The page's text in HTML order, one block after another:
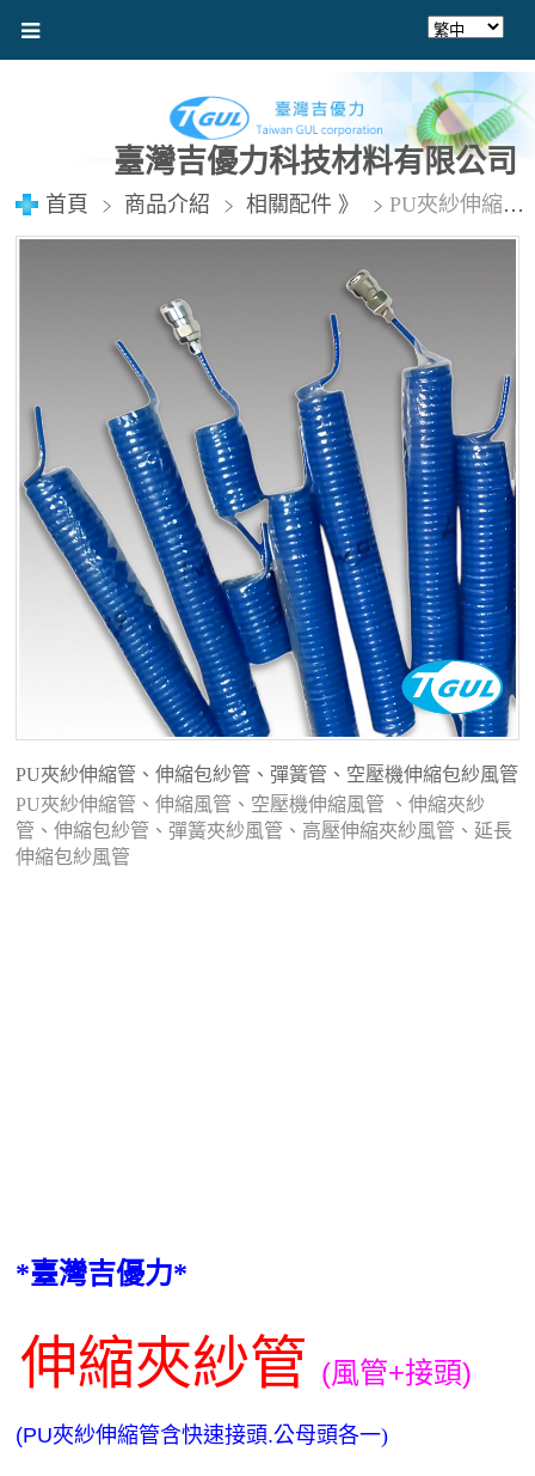
臺灣吉優力科技材料有限公司
首頁 商品介紹 相關配件 》 PU夾紗伸縮管、伸縮包紗管、彈簧管、空壓機伸縮包紗風管
PU夾紗伸縮管、伸縮包紗管、彈簧管、空壓機伸縮包紗風管
PU夾紗伸縮管、伸縮風管、空壓機伸縮風管 、伸縮夾紗
管、伸縮包紗管、彈簧夾紗風管、高壓伸縮夾紗風管、延長
伸縮包紗風管
*臺灣吉優力*
伸縮夾紗管 (風管+接頭)
(PU夾紗伸縮管含快速接頭.公母頭各一)